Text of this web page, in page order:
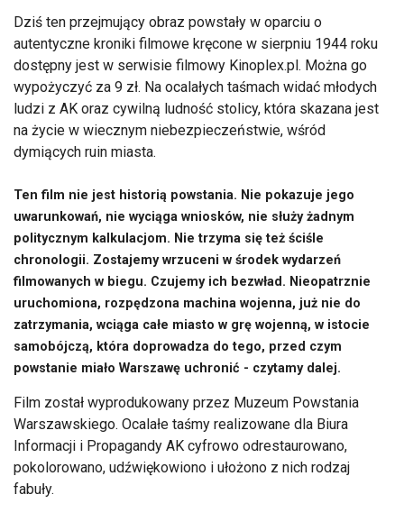
Dziś ten przejmujący obraz powstały w oparciu o
autentyczne kroniki filmowe kręcone w sierpniu 1944 roku
dostępny jest w serwisie filmowy Kinoplex.pl. Można go
wypożyczyć za 9 zł. Na ocalałych taśmach widać młodych
ludzi z AK oraz cywilną ludność stolicy, która skazana jest
na życie w wiecznym niebezpieczeństwie, wśród
dymiących ruin miasta.
Ten film nie jest historią powstania. Nie pokazuje jego
uwarunkowań, nie wyciąga wniosków, nie służy żadnym
politycznym kalkulacjom. Nie trzyma się też ściśle
chronologii. Zostajemy wrzuceni w środek wydarzeń
filmowanych w biegu. Czujemy ich bezwład. Nieopatrznie
uruchomiona, rozpędzona machina wojenna, już nie do
zatrzymania, wciąga całe miasto w grę wojenną, w istocie
samobójczą, która doprowadza do tego, przed czym
powstanie miało Warszawę uchronić - czytamy dalej.
Film został wyprodukowany przez Muzeum Powstania
Warszawskiego. Ocalałe taśmy realizowane dla Biura
Informacji i Propagandy AK cyfrowo odrestaurowano,
pokolorowano, udźwiękowiono i ułożono z nich rodzaj
fabuły.